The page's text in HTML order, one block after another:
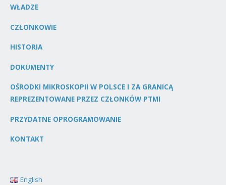
WŁADZE
CZŁONKOWIE
HISTORIA
DOKUMENTY
OŚRODKI MIKROSKOPII W POLSCE I ZA GRANICĄ
REPREZENTOWANE PRZEZ CZŁONKÓW PTMI
PRZYDATNE OPROGRAMOWANIE
KONTAKT
English